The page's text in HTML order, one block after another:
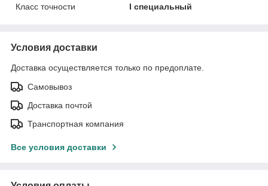
Класс точности
I специальный
Условия доставки
Доставка осуществляется только по предоплате.
Самовывоз
Доставка почтой
Транспортная компания
Все условия доставки